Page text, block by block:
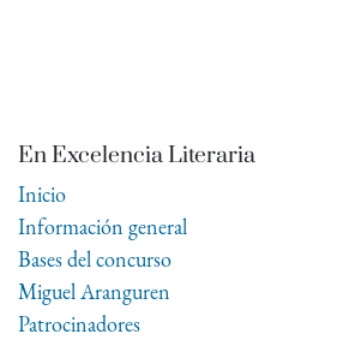
En Excelencia Literaria
Inicio
Información general
Bases del concurso
Miguel Aranguren
Patrocinadores